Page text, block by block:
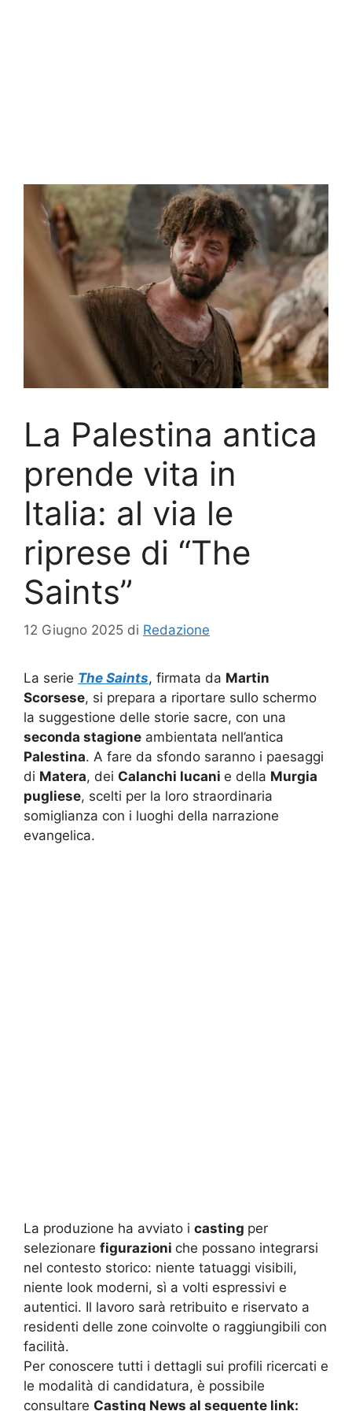
La Palestina antica
prende vita in
Italia: al via le
riprese di “The
Saints”
12 Giugno 2025 di Redazione
La serie The Saints, firmata da Martin
Scorsese, si prepara a riportare sullo schermo
la suggestione delle storie sacre, con una
seconda stagione ambientata nell’antica
Palestina. A fare da sfondo saranno i paesaggi
di Matera, dei Calanchi lucani e della Murgia
pugliese, scelti per la loro straordinaria
somiglianza con i luoghi della narrazione
evangelica.
La produzione ha avviato i casting per
selezionare figurazioni che possano integrarsi
nel contesto storico: niente tatuaggi visibili,
niente look moderni, sì a volti espressivi e
autentici. Il lavoro sarà retribuito e riservato a
residenti delle zone coinvolte o raggiungibili con
facilità.
Per conoscere tutti i dettagli sui profili ricercati e
le modalità di candidatura, è possibile
consultare Casting News al seguente link: